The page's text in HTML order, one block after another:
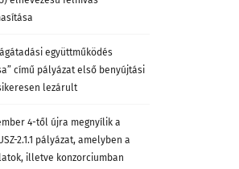
együttműködés
című pályázat első benyújtási
lezárult
4-től újra megnyílik a
2.1.1 pályázat, amelyben a
illetve konzorciumban